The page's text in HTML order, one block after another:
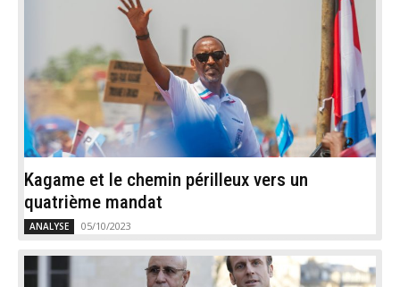
Kagame et le chemin périlleux vers un
quatrième mandat
ANALYSE 05/10/2023